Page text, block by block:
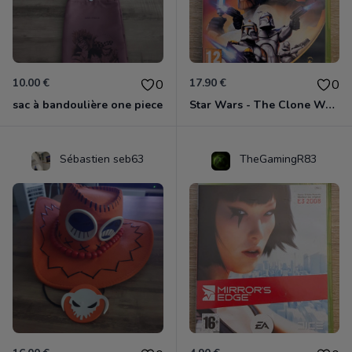
10.00 € 0
sac à bandoulière one piece
17.90 € 0
Star Wars - The Clone Wars - Les Héros De La République Xbox 360
Sébastien seb63 TheGamingR83